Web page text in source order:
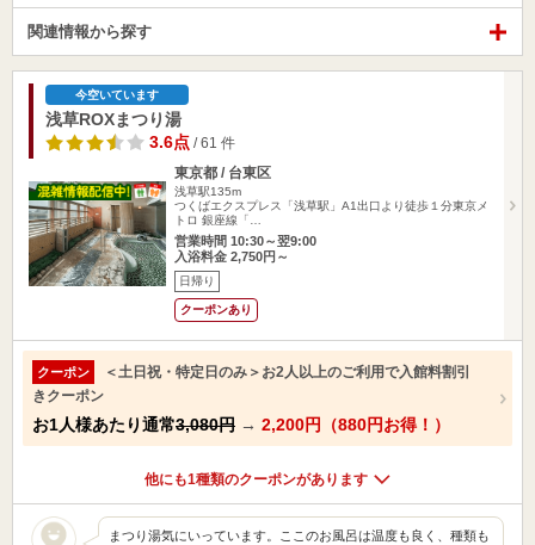
関連情報から探す
今空いています
浅草ROXまつり湯
3.6点 / 61 件
東京都 / 台東区
浅草駅135m
つくばエクスプレス「浅草駅」A1出口より徒歩１分東京メ
トロ 銀座線「…
営業時間 10:30～翌9:00
入浴料金 2,750円～
日帰り
クーポンあり
クーポン
＜土日祝・特定日のみ＞お2人以上のご利用で入館料割引
きクーポン
お1人様あたり通常3,080円 → 2,200円（880円お得！）
他にも1種類のクーポンがあります
まつり湯気にいっています。ここのお風呂は温度も良く、種類も